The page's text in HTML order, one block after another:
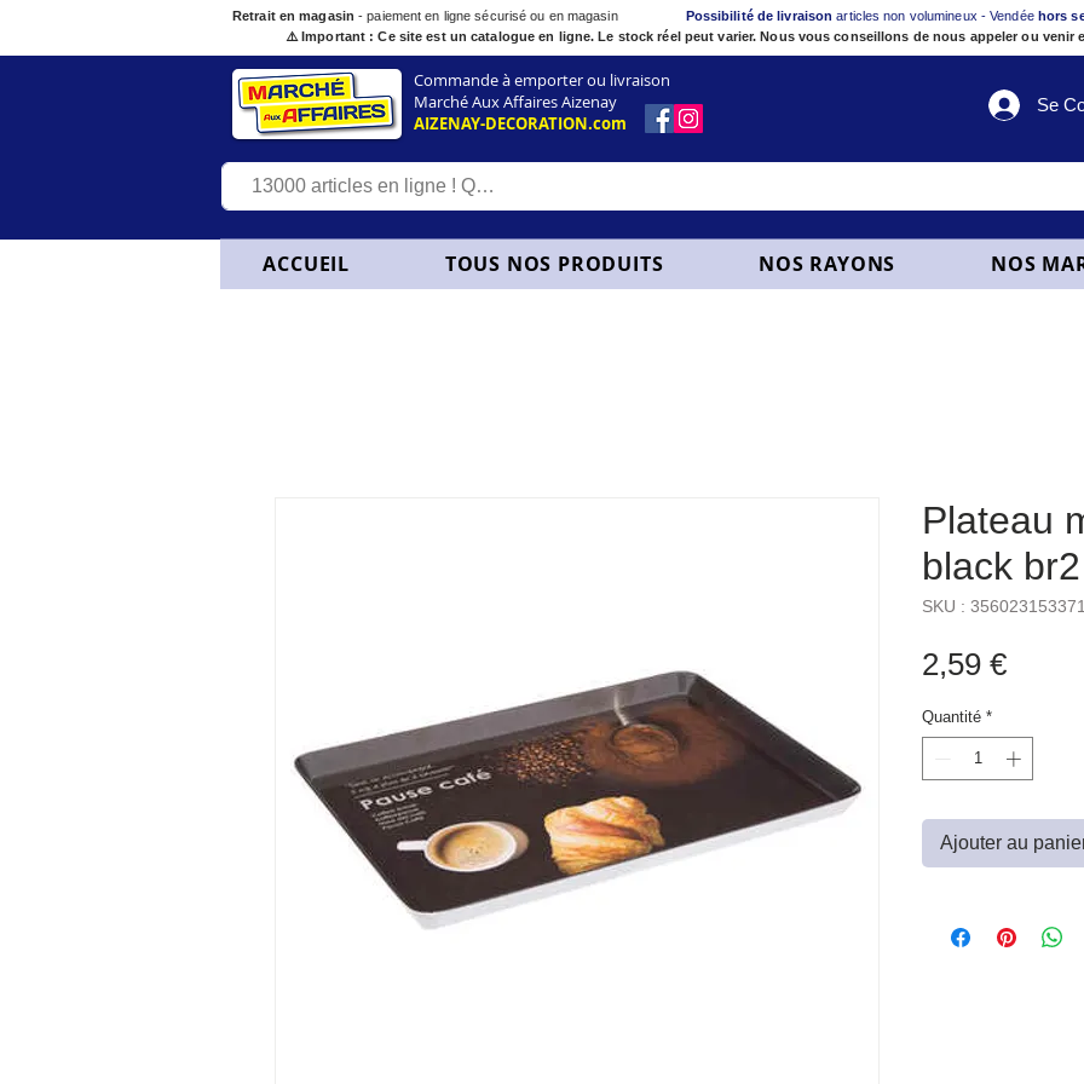
Retrait en magasin - paiement en ligne sécurisé ou en magasin Possibilité de livraisonarticles non volumineux - Vendée hors
⚠️ Important : Ce site est un catalogue en ligne. Le stock réel peut varier. Nous vous conseillons de nous appeler ou
Commande à emporter ou livraison
Marché Aux Affaires Aizenay
AIZENAY-DECORATION.com
Se
ACCUEIL TOUS NOS PRODUITS NOS RAYONS NOS
Plateau
black br2
SKU :
2,59 €Prix
Quantité *
Ajouter au